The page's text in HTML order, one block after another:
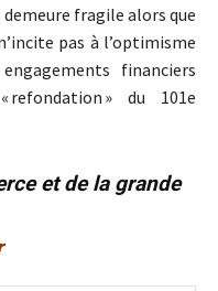
fragile alors que
pas à l’optimisme
financiers
» du 101e
et de la grande